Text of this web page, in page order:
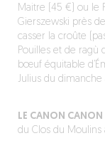
Maitre (45 €) ou le
Gierszewski près
casser la croûte
Pouilles et de ragù
bœuf équitable
Julius du
LE CANON CANON
du Clos du Moulins